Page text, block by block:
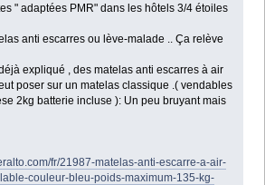
" adaptées PMR" dans les hôtels 3/4 étoiles
anti escarres ou lève-malade .. Ça relève
expliqué , des matelas anti escarres à air
poser sur un matelas classique .( vendables
2kg batterie incluse ): Un peu bruyant mais
fr/21987-matelas-anti-escarre-a-air-
couleur-bleu-poids-maximum-135-kg-